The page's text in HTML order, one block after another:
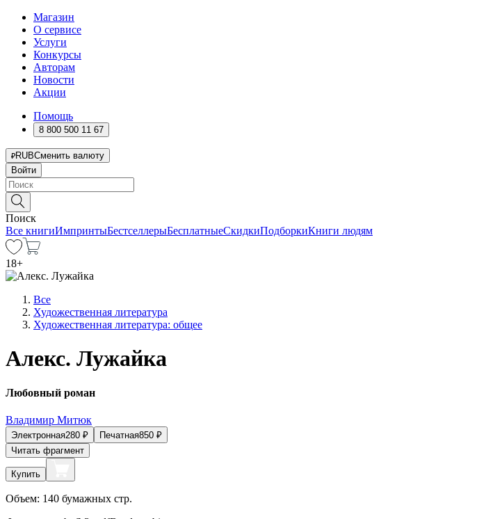
Магазин
О сервисе
Услуги
Конкурсы
Авторам
Новости
Акции
Помощь
8 800 500 11 67
RUBСменить валюту
Войти
Поиск
Все книгиИмпринтыБестселлерыБесплатныеСкидкиПодборкиКниги людям
18+
Все
Художественная литература
Художественная литература: общее
Алекс. Лужайка
Любовный роман
Владимир Митюк
Электронная280 ₽ Печатная850 ₽
Читать фрагмент
Купить
Объем: 140 бумажных стр.